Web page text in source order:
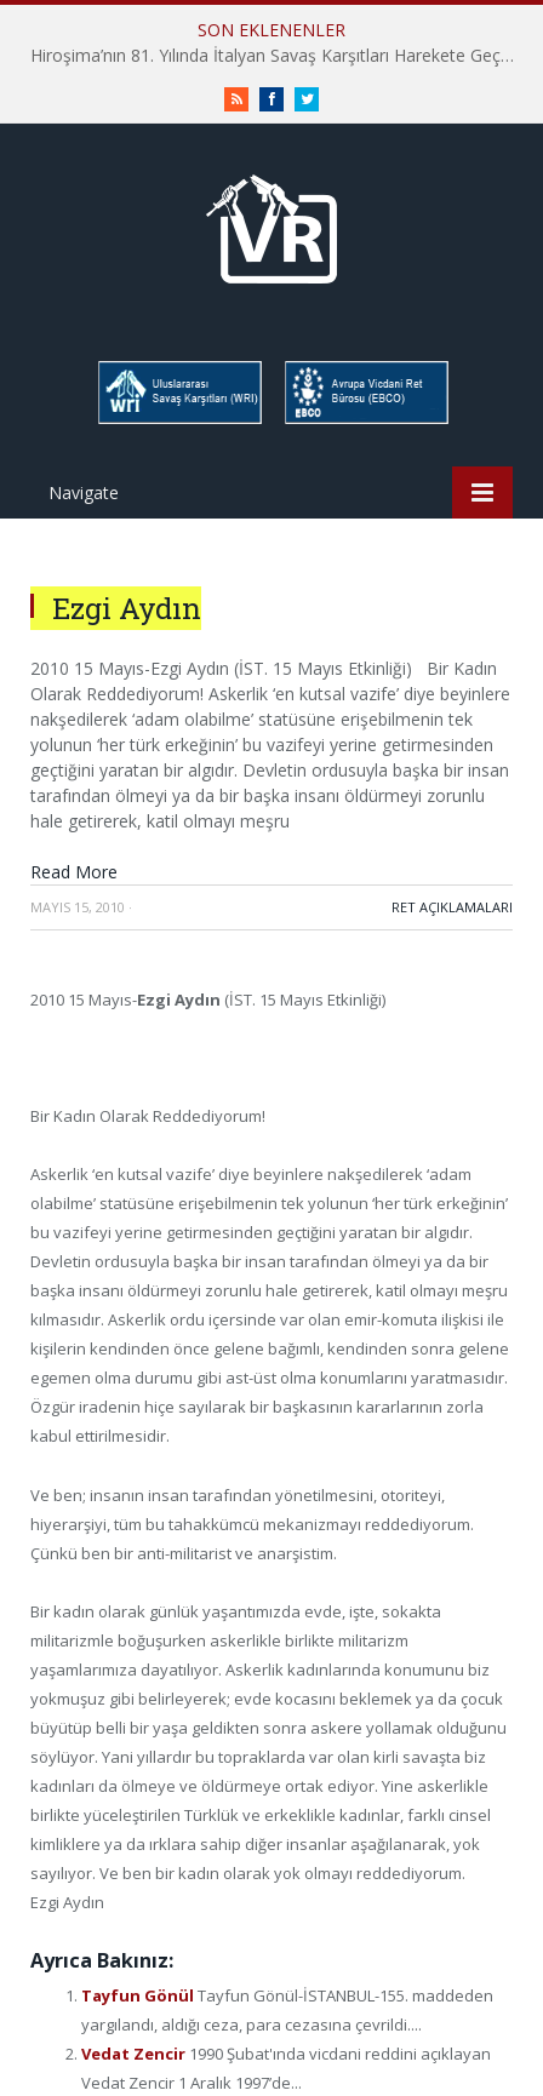
SON EKLENENLER
Hiroşima’nın 81. Yılında İtalyan Savaş Karşıtları Harekete Geçti: “Hatırlamak yeterli değil”
RSS FacebookTwitter
Navigate
Ezgi Aydın
2010 15 Mayıs-Ezgi Aydın (İST. 15 Mayıs Etkinliği) Bir Kadın
Olarak Reddediyorum! Askerlik ‘en kutsal vazife’ diye beyinlere
nakşedilerek ‘adam olabilme’ statüsüne erişebilmenin tek
yolunun ‘her türk erkeğinin’ bu vazifeyi yerine getirmesinden
geçtiğini yaratan bir algıdır. Devletin ordusuyla başka bir insan
tarafından ölmeyi ya da bir başka insanı öldürmeyi zorunlu
hale getirerek, katil olmayı meşru
Read More
MAYIS 15, 2010 · RET AÇIKLAMALARI
2010 15 Mayıs-Ezgi Aydın (İST. 15 Mayıs Etkinliği)
Bir Kadın Olarak Reddediyorum!
Askerlik ‘en kutsal vazife’ diye beyinlere nakşedilerek ‘adam
olabilme’ statüsüne erişebilmenin tek yolunun ‘her türk erkeğinin’
bu vazifeyi yerine getirmesinden geçtiğini yaratan bir algıdır.
Devletin ordusuyla başka bir insan tarafından ölmeyi ya da bir
başka insanı öldürmeyi zorunlu hale getirerek, katil olmayı meşru
kılmasıdır. Askerlik ordu içersinde var olan emir-komuta ilişkisi ile
kişilerin kendinden önce gelene bağımlı, kendinden sonra gelene
egemen olma durumu gibi ast-üst olma konumlarını yaratmasıdır.
Özgür iradenin hiçe sayılarak bir başkasının kararlarının zorla
kabul ettirilmesidir.
Ve ben; insanın insan tarafından yönetilmesini, otoriteyi,
hiyerarşiyi, tüm bu tahakkümcü mekanizmayı reddediyorum.
Çünkü ben bir anti-militarist ve anarşistim.
Bir kadın olarak günlük yaşantımızda evde, işte, sokakta
militarizmle boğuşurken askerlikle birlikte militarizm
yaşamlarımıza dayatılıyor. Askerlik kadınlarında konumunu biz
yokmuşuz gibi belirleyerek; evde kocasını beklemek ya da çocuk
büyütüp belli bir yaşa geldikten sonra askere yollamak olduğunu
söylüyor. Yani yıllardır bu topraklarda var olan kirli savaşta biz
kadınları da ölmeye ve öldürmeye ortak ediyor. Yine askerlikle
birlikte yüceleştirilen Türklük ve erkeklikle kadınlar, farklı cinsel
kimliklere ya da ırklara sahip diğer insanlar aşağılanarak, yok
sayılıyor. Ve ben bir kadın olarak yok olmayı reddediyorum.
Ezgi Aydın
Ayrıca Bakınız:
Tayfun Gönül Tayfun Gönül-İSTANBUL-155. maddeden
yargılandı, aldığı ceza, para cezasına çevrildi....
Vedat Zencir 1990 Şubat'ında vicdani reddini açıklayan
Vedat Zencir 1 Aralık 1997’de...